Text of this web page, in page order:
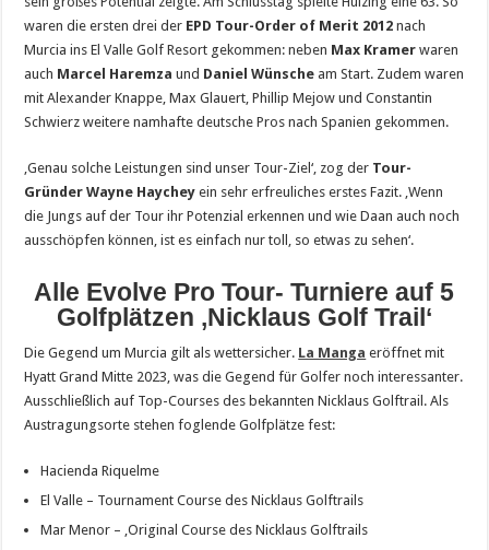
waren die ersten drei der EPD Tour-Order of Merit 2012 nach
Murcia ins El Valle Golf Resort gekommen: neben Max Kramer waren
auch Marcel Haremza und Daniel Wünsche am Start. Zudem waren
mit Alexander Knappe, Max Glauert, Phillip Mejow und Constantin
Schwierz weitere namhafte deutsche Pros nach Spanien gekommen.
‚Genau solche Leistungen sind unser Tour-Ziel‘, zog der Tour-
Gründer Wayne Haychey ein sehr erfreuliches erstes Fazit. ‚Wenn
die Jungs auf der Tour ihr Potenzial erkennen und wie Daan auch noch
ausschöpfen können, ist es einfach nur toll, so etwas zu sehen‘.
Alle Evolve Pro Tour- Turniere auf 5
Golfplätzen ‚Nicklaus Golf Trail‘
Die Gegend um Murcia gilt als wettersicher. La Manga eröffnet mit
Hyatt Grand Mitte 2023, was die Gegend für Golfer noch interessanter.
Ausschließlich auf Top-Courses des bekannten Nicklaus Golftrail. Als
Austragungsorte stehen foglende Golfplätze fest:
Hacienda Riquelme
El Valle – Tournament Course des Nicklaus Golftrails
Mar Menor – ‚Original Course des Nicklaus Golftrails